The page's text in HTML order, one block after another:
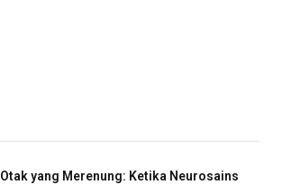
Otak yang Merenung: Ketika Neurosains